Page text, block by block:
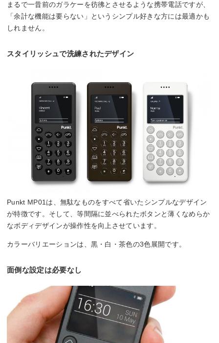
まるで一昔前のガラケーを彷彿とさせるような携帯電話ですが、
「余計な機能は要らない」というシンプル好きな方には最適かも
しれません。
スタイリッシュで洗練されたデザイン
Punkt MP01は、無駄なものをすべて省いたシンプルなデザイン
が特徴です。そして、等間隔に並べられたボタンと薄くなめらか
なボディデザインが操作性を向上させています。
カラーバリエーションは、黒・白・茶色の3色展開です。
面倒な設定は必要なし